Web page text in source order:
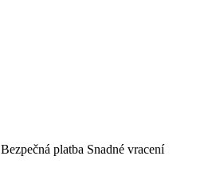
Bezpečná platba Snadné vracení